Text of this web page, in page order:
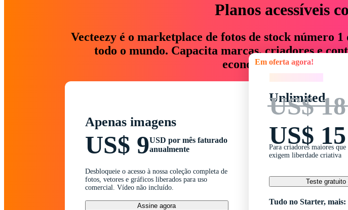
Planos acessíveis
Vecteezy é o marketplace de fotos de stock número
todo o mundo. Capacita marcas, criadores e
economizam até 76%
Apenas imagens
US$ 9USD por mês faturado
anualmente
Desbloqueie o acesso à nossa coleção completa de
fotos, vetores e gráficos liberados para uso
comercial. Vídeo não incluído.
Assine agora
Em oferta agora!
Unlimited
US$ 18
US$ 15
Para criadores maiores
exigem liberdade criativa
Teste gratuito
Tudo no Starter, mais: